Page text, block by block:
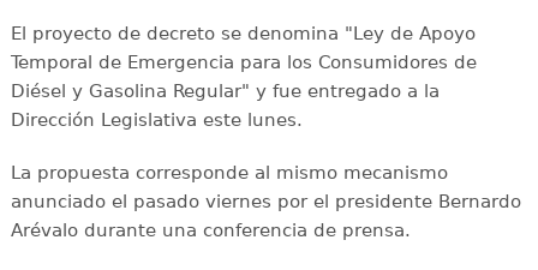
El proyecto de decreto se denomina "Ley de Apoyo
Temporal de Emergencia para los Consumidores de
Diésel y Gasolina Regular" y fue entregado a la
Dirección Legislativa este lunes.
La propuesta corresponde al mismo mecanismo
anunciado el pasado viernes por el presidente Bernardo
Arévalo durante una conferencia de prensa.